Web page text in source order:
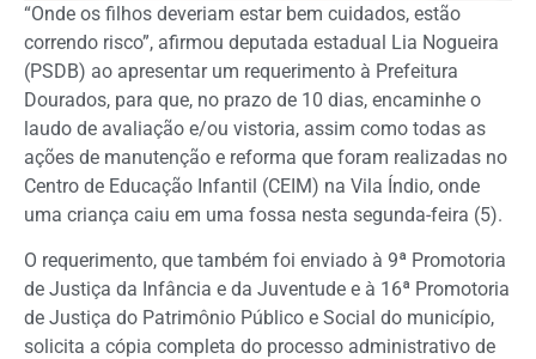
“Onde os filhos deveriam estar bem cuidados, estão
correndo risco”, afirmou deputada estadual Lia Nogueira
(PSDB) ao apresentar um requerimento à Prefeitura
Dourados, para que, no prazo de 10 dias, encaminhe o
laudo de avaliação e/ou vistoria, assim como todas as
ações de manutenção e reforma que foram realizadas no
Centro de Educação Infantil (CEIM) na Vila Índio, onde
uma criança caiu em uma fossa nesta segunda-feira (5).
O requerimento, que também foi enviado à 9ª Promotoria
de Justiça da Infância e da Juventude e à 16ª Promotoria
de Justiça do Patrimônio Público e Social do município,
solicita a cópia completa do processo administrativo de